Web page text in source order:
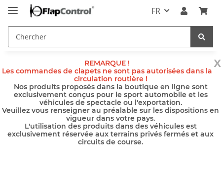
FR
x
REMARQUE !
Les commandes de clapets ne sont pas autorisées dans la
circulation routière !
Nos produits proposés dans la boutique en ligne sont
exclusivement conçus pour le sport automobile et les
véhicules de spectacle ou l'exportation.
Veuillez vous renseigner au préalable sur les dispositions en
vigueur dans votre pays.
L'utilisation des produits dans des véhicules est
exclusivement réservée aux terrains privés fermés et aux
circuits de course.